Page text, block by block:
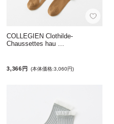
COLLEGIEN Clothilde-
Chaussettes hau …
3,366円 (本体価格:3,060円)